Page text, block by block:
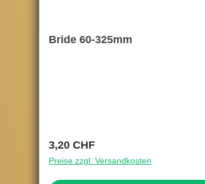
Bride 60-325mm
Regulärer Preis:
3,20 CHF
Preise zzgl. Versandkosten